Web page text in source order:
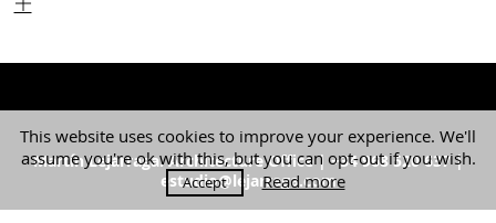
Martín Lejarraga. Architecture Office | +34 968 520 637 |
estudio@lejarraga.com
This website uses cookies to improve your experience. We'll
assume you're ok with this, but you can opt-out if you wish.
Accept Read more